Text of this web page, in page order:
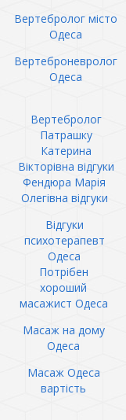
Вертебролог місто
Одеса
Вертеброневролог
Одеса
Вертебролог
Патрашку
Катерина
Вікторівна відгуки
Фендюра Марія
Олегівна відгуки
Відгуки
психотерапевт
Одеса
Потрібен
хороший
масажист Одеса
Масаж на дому
Одеса
Масаж Одеса
вартість